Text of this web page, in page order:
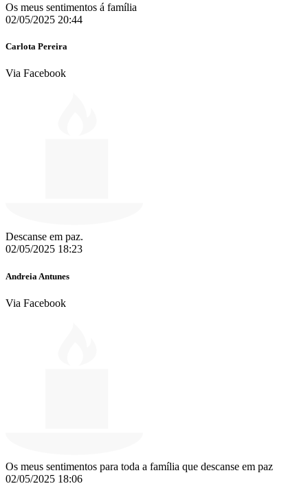
Os meus sentimentos á família
02/05/2025 20:44
Carlota Pereira
Via Facebook
Descanse em paz.
02/05/2025 18:23
Andreia Antunes
Via Facebook
Os meus sentimentos para toda a família que descanse em paz
02/05/2025 18:06